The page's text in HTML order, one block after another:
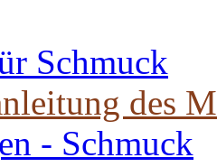
Schmuck
des
- Schmuck